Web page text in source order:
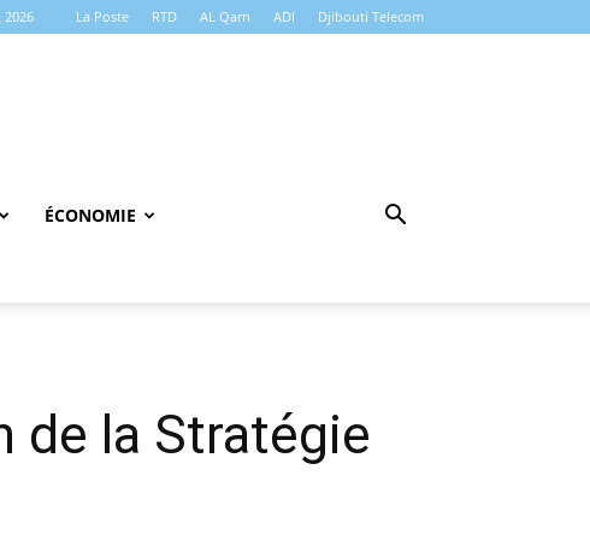
2026 La Poste RTD AL Qarn ADI Djibouti Telecom
ÉCONOMIE
de la Stratégie